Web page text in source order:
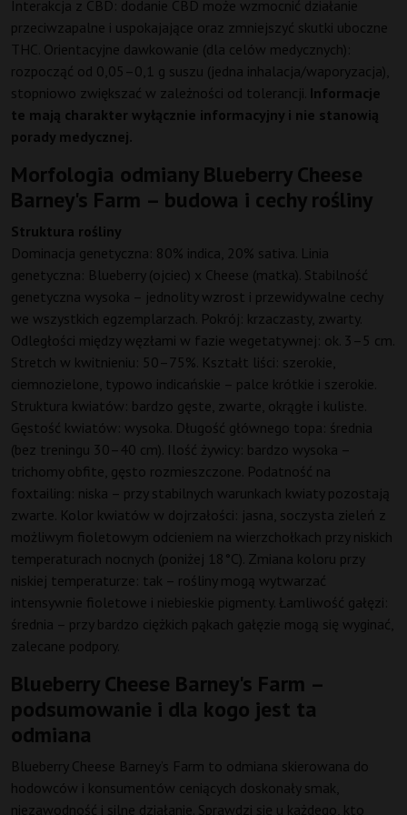
Interakcja z CBD: dodanie CBD może wzmocnić działanie
przeciwzapalne i uspokajające oraz zmniejszyć skutki uboczne
THC. Orientacyjne dawkowanie (dla celów medycznych):
rozpocząć od 0,05–0,1 g suszu (jedna inhalacja/waporyzacja),
stopniowo zwiększać w zależności od tolerancji. Informacje
te mają charakter wyłącznie informacyjny i nie stanowią
porady medycznej.
Morfologia odmiany Blueberry Cheese
Barney's Farm – budowa i cechy rośliny
Struktura rośliny
Dominacja genetyczna: 80% indica, 20% sativa. Linia
genetyczna: Blueberry (ojciec) x Cheese (matka). Stabilność
genetyczna wysoka – jednolity wzrost i przewidywalne cechy
we wszystkich egzemplarzach. Pokrój: krzaczasty, zwarty.
Odległości między węzłami w fazie wegetatywnej: ok. 3–5 cm.
Stretch w kwitnieniu: 50–75%. Kształt liści: szerokie,
ciemnozielone, typowo indicańskie – palce krótkie i szerokie.
Struktura kwiatów: bardzo gęste, zwarte, okrągłe i kuliste.
Gęstość kwiatów: wysoka. Długość głównego topa: średnia
(bez treningu 30–40 cm). Ilość żywicy: bardzo wysoka –
trichomy obfite, gęsto rozmieszczone. Podatność na
foxtailing: niska – przy stabilnych warunkach kwiaty pozostają
zwarte. Kolor kwiatów w dojrzałości: jasna, soczysta zieleń z
możliwym fioletowym odcieniem na wierzchołkach przy niskich
temperaturach nocnych (poniżej 18°C). Zmiana koloru przy
niskiej temperaturze: tak – rośliny mogą wytwarzać
intensywnie fioletowe i niebieskie pigmenty. Łamliwość gałęzi:
średnia – przy bardzo ciężkich pąkach gałęzie mogą się wyginać,
zalecane podpory.
Blueberry Cheese Barney's Farm –
podsumowanie i dla kogo jest ta
odmiana
Blueberry Cheese Barney’s Farm to odmiana skierowana do
hodowców i konsumentów ceniących doskonały smak,
niezawodność i silne działanie. Sprawdzi się u każdego, kto